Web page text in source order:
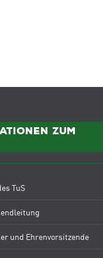
zum
TuS
und Ehrenvorsitzende